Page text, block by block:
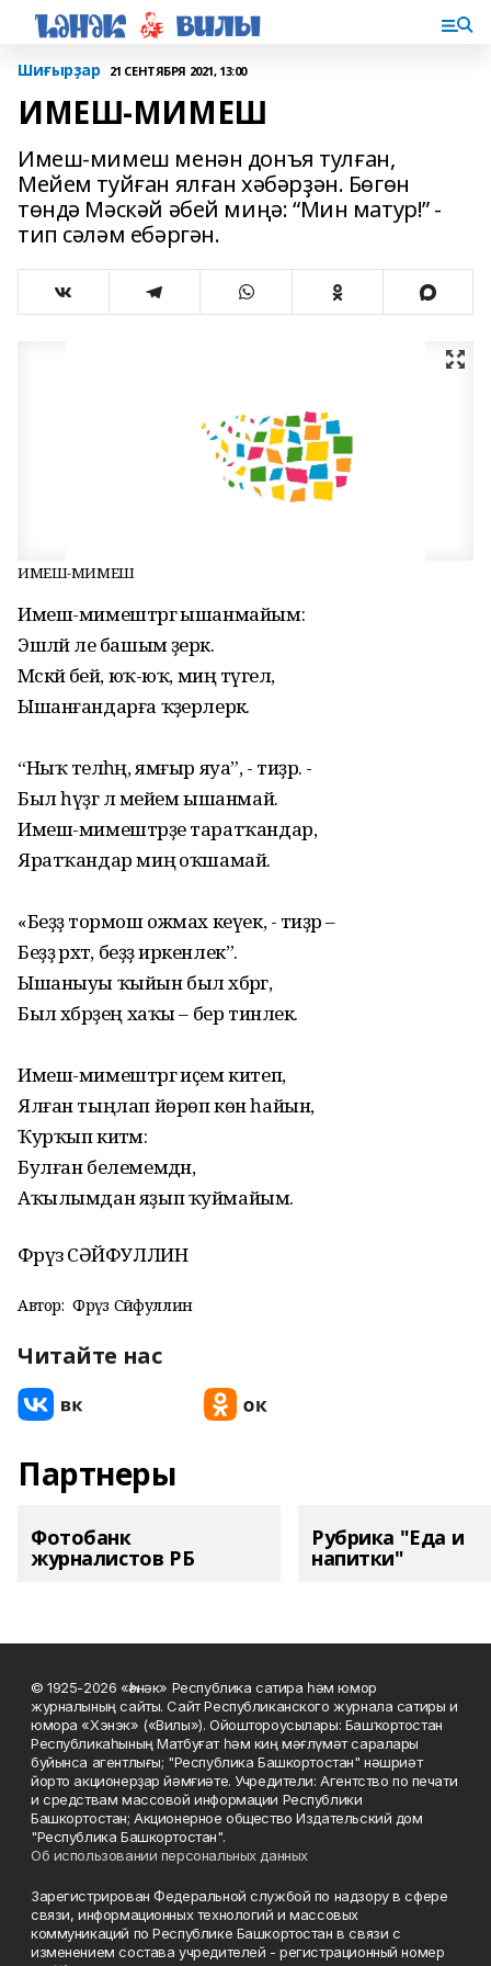
Шиғырҙар 21 СЕНТЯБРЯ 2021, 13:00
ИМЕШ-МИМЕШ
Имеш-мимеш менән донъя тулған,
Мейем туйған ялған хәбәрҙән. Бөгөн
төндә Мәскәй әбей миңә: “Мин матур!” -
тип сәләм ебәргән.
ИМЕШ-МИМЕШ
Имеш-мимештәргә ышанмайым:
Эшләй әле башым әҙерәк.
Мәскәй әбей, юҡ-юҡ, миңә түгел,
Ышанғандарға ҡәҙерлерәк.
“Ныҡ теләһәң, ямғыр яуа”, - тиҙәр. -
Был һүҙгә лә мейем ышанмай.
Имеш-мимештәрҙе таратҡандар,
Яратҡандар миңә оҡшамай.
«Беҙҙә тормош ожмах кеүек, - тиҙәр –
Беҙҙә рәхәт, беҙҙә иркенлек”.
Ышаныуы ҡыйын был хәбәргә,
Был хәбәрҙең хаҡы – бер тинлек.
Имеш-мимештәргә иҫем китеп,
Ялған тыңлап йөрөп көн һайын,
Ҡурҡып китәм:
Булған белемемдән,
Аҡылымдан яҙып ҡуймайым.
Фәрүәз СӘЙФУЛЛИН
Автор: Фәрүәз Сәйфуллин
Читайте нас
Партнеры
Фотобанк
журналистов РБ
Рубрика "Еда и
напитки"
© 1925-2026 «Һәнәк» Республика сатира һәм юмор
журналының сайты. Сайт Республиканского журнала сатиры и
юмора «Хэнэк» («Вилы»). Ойоштороусылары: Башҡортостан
Республикаһының Матбуғат һәм киң мәғлүмәт саралары
буйынса агентлығы; "Республика Башкортостан" нәшриәт
йорто акционерҙар йәмғиәте. Учредители: Агентство по печати
и средствам массовой информации Республики
Башкортостан; Акционерное общество Издательский дом
"Республика Башкортостан".
Об использовании персональных данных
Зарегистрирован Федеральной службой по надзору в сфере
связи, информационных технологий и массовых
коммуникаций по Республике Башкортостан в связи с
изменением состава учредителей - регистрационный номер